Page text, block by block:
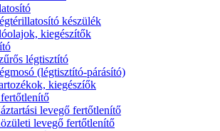
készülék
kiegészítők
légtisztító
(légtisztító-párásító)
kiegészíők
levegő fertőtlenítő
levegő fertőtlenítő